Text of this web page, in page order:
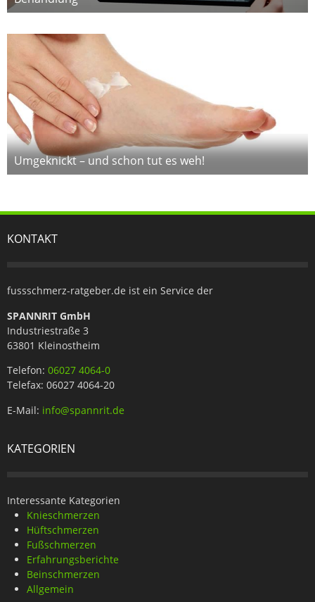
Umgeknickt – und schon tut es weh!
KONTAKT
fussschmerz-ratgeber.de ist ein Service der
SPANNRIT GmbH
Industriestraße 3
63801 Kleinostheim
Telefon: 06027 4064-0
Telefax: 06027 4064-20
E-Mail: info@spannrit.de
KATEGORIEN
Interessante Kategorien
Knieschmerzen
Hüftschmerzen
Fußschmerzen
Erfahrungsberichte
Beinschmerzen
Allgemein